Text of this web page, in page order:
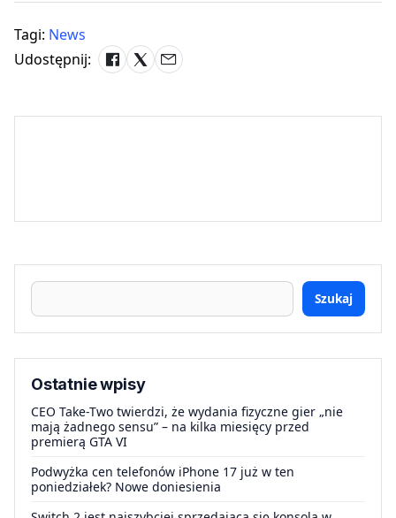
Tagi: News
Udostępnij:
Szukaj
Ostatnie wpisy
CEO Take-Two twierdzi, że wydania fizyczne gier „nie
mają żadnego sensu” – na kilka miesięcy przed
premierą GTA VI
Podwyżka cen telefonów iPhone 17 już w ten
poniedziałek? Nowe doniesienia